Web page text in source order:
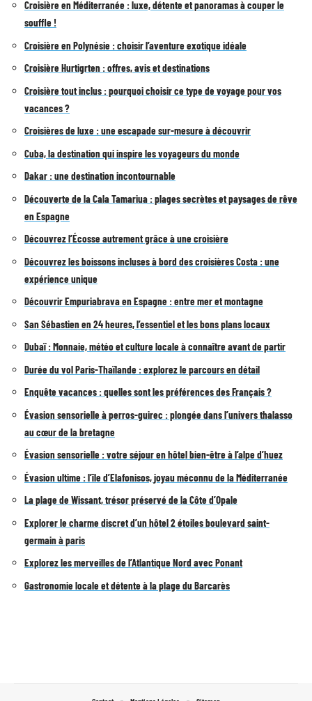
Croisière en Méditerranée : luxe, détente et panoramas à couper le
souffle !
Croisière en Polynésie : choisir l’aventure exotique idéale
Croisière Hurtigrten : offres, avis et destinations
Croisière tout inclus : pourquoi choisir ce type de voyage pour vos
vacances ?
Croisières de luxe : une escapade sur-mesure à découvrir
Cuba, la destination qui inspire les voyageurs du monde
Dakar : une destination incontournable
Découverte de la Cala Tamariua : plages secrètes et paysages de rêve
en Espagne
Découvrez l’Écosse autrement grâce à une croisière
Découvrez les boissons incluses à bord des croisières Costa : une
expérience unique
Découvrir Empuriabrava en Espagne : entre mer et montagne
San Sébastien en 24 heures, l’essentiel et les bons plans locaux
Dubaï : Monnaie, météo et culture locale à connaître avant de partir
Durée du vol Paris-Thaïlande : explorez le parcours en détail
Enquête vacances : quelles sont les préférences des Français ?
Évasion sensorielle à perros-guirec : plongée dans l’univers thalasso
au cœur de la bretagne
Évasion sensorielle : votre séjour en hôtel bien-être à l’alpe d’huez
Évasion ultime : l’île d’Elafonisos, joyau méconnu de la Méditerranée
La plage de Wissant, trésor préservé de la Côte d’Opale
Explorer le charme discret d’un hôtel 2 étoiles boulevard saint-
germain à paris
Explorez les merveilles de l’Atlantique Nord avec Ponant
Gastronomie locale et détente à la plage du Barcarès